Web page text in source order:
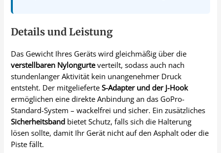
Details und Leistung
Das Gewicht Ihres Geräts wird gleichmäßig über die
verstellbaren Nylongurteverteilt, sodass auch nach
stundenlanger Aktivität kein unangenehmer Druck
entsteht. Der mitgelieferteS-Adapter und der J-Hook
ermöglichen eine direkte Anbindung an das GoPro-
Standard-System – wackelfrei und sicher. Ein zusätzliches
Sicherheitsband bietet Schutz, falls sich die Halterung
lösen sollte, damit Ihr Gerät nicht auf den Asphalt oder die
Piste fällt.